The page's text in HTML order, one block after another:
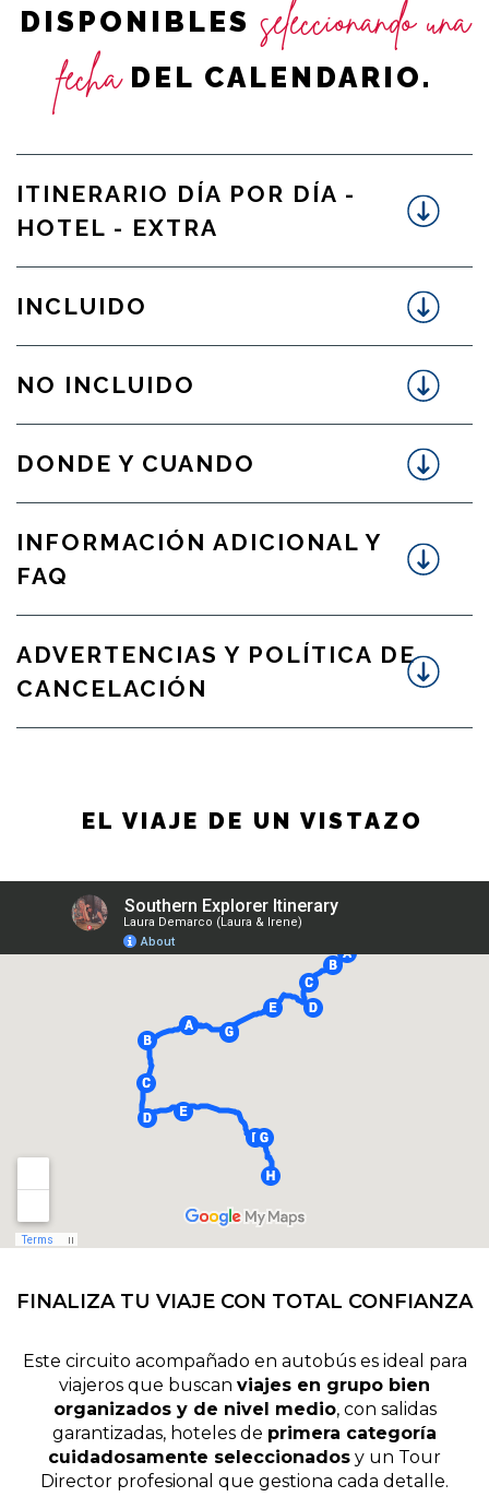
DISPONIBLES seleccionando una
fechaDEL CALENDARIO.
ITINERARIO DÍA POR DÍA -
HOTEL - EXTRA
INCLUIDO
NO INCLUIDO
DONDE Y CUANDO
INFORMACIÓN ADICIONAL Y
FAQ
ADVERTENCIAS Y POLÍTICA DE
CANCELACIÓN
EL VIAJE DE UN VISTAZO
FINALIZA TU VIAJE CON TOTAL CONFIANZA
Este circuito acompañado en autobús es ideal para
viajeros que buscan viajes en grupo bien
organizados y de nivel medio, con salidas
garantizadas, hoteles de primera categoría
cuidadosamente seleccionados y un Tour
Director profesional que gestiona cada detalle.